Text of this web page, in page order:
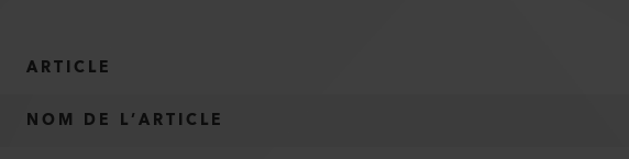
ARTICLE
NOM DE L’ARTICLE